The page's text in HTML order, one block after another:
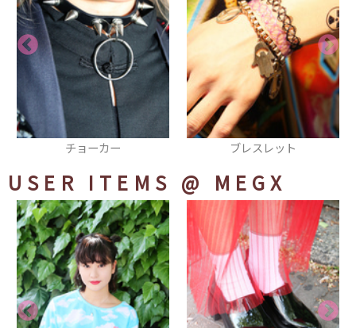
ブレスレット アーマーリング
USER ITEMS @ MEGX